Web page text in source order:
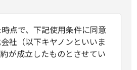
点で、下記使用条件に同意
社（以下キヤノンといいま
が成立したものとさせてい